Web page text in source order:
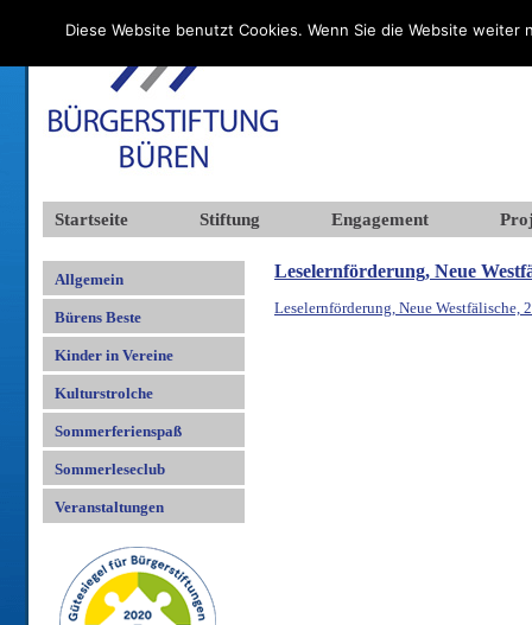
Startseite Stiftung Engagement
Allgemein
Bürens Beste
Kinder in Vereine
Kulturstrolche
Sommerferienspaß
Sommerleseclub
Veranstaltungen
Leselernförderung, Neue
Leselernförderung, Neue Westfälische,
Diese Website benutzt Cookies. Wenn Sie die Website